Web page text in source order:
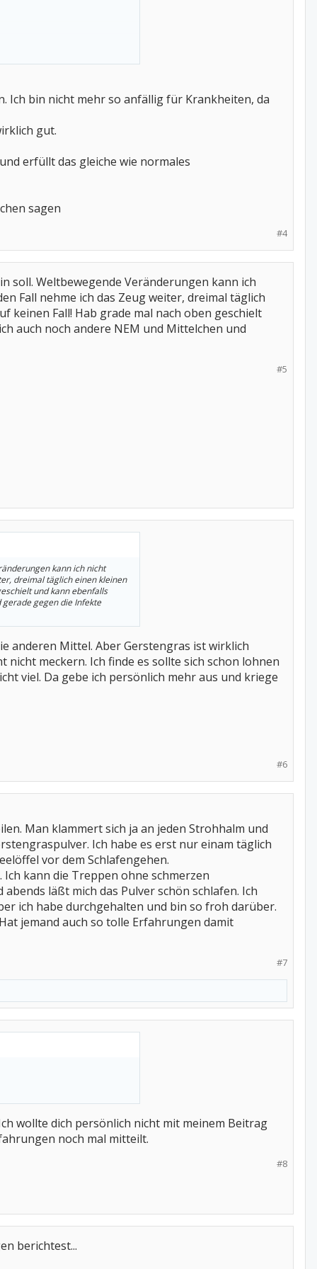
Ich bin nicht mehr so anfällig für Krankheiten, da
gut.
erfüllt das gleiche wie normales
sagen
#4
soll. Weltbewegende Veränderungen kann ich
Fall nehme ich das Zeug weiter, dreimal täglich
keinen Fall! Hab grade mal nach oben geschielt
auch noch andere NEM und Mittelchen und
#5
kann ich nicht
dreimal täglich einen kleinen
und kann ebenfalls
gegen die Infekte
anderen Mittel. Aber Gerstengras ist wirklich
nicht meckern. Ich finde es sollte sich schon lohnen
viel. Da gebe ich persönlich mehr aus und kriege
#6
Man klammert sich ja an jeden Strohhalm und
Ich habe es erst nur einam täglich
vor dem Schlafengehen.
kann die Treppen ohne schmerzen
läßt mich das Pulver schön schlafen. Ich
ich habe durchgehalten und bin so froh darüber.
jemand auch so tolle Erfahrungen damit
#7
wollte dich persönlich nicht mit meinem Beitrag
noch mal mitteilt.
#8
berichtest...